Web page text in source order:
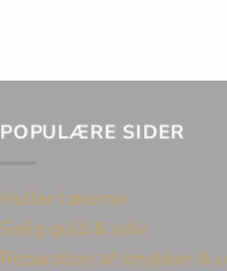
POPULÆRE SIDER
Huller i ørerne
Sælg guld & sølv
Reparation af smykker &